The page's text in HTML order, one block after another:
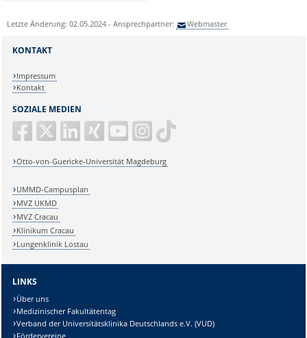
Letzte Änderung: 02.05.2024 - Ansprechpartner: Webmaster
SOZIALE MEDIEN
Otto-von-Guericke-Universität Magdeburg
KONTAKT
Impressum
Kontakt
UMMD-Campusplan
MVZ UKMD
MVZ Cracau
Klinikum Cracau
Lungenklinik Lostau
LINKS
Über uns
Medizinischer Fakultätentag
Verband der Universitätsklinika Deutschlands e.V. (VUD)
Fördervereine